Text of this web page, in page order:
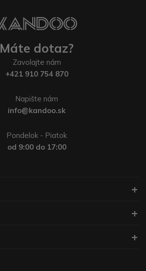
Máte dotaz?
Zavolajte nám
+421 910 754 870
Napište nám
info@kandoo.sk
Pondelok - Piatok
od 9:00 do 17:00